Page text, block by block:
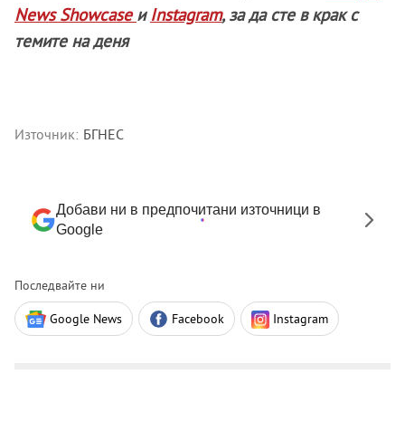
News Showcaseи Instagram, за да сте в крак с
темите на деня
Източник: БГНЕС
Добави ни в предпочитани източници в
Google
Последвайте ни
Google News Facebook Instagram